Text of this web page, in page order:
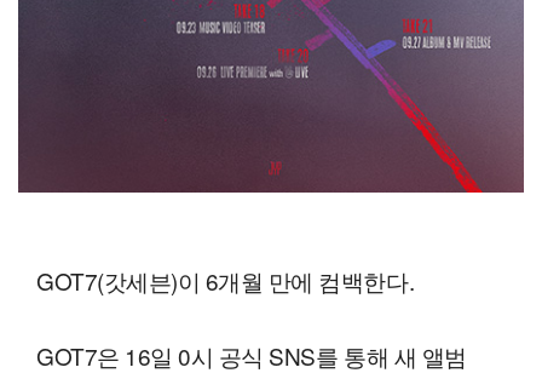
GOT7(갓세븐)이 6개월 만에 컴백한다.
GOT7은 16일 0시 공식 SNS를 통해 새 앨범